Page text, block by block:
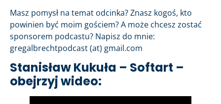
Masz pomysł na temat odcinka? Znasz kogoś, kto
powinien być moim gościem? A może chcesz zostać
sponsorem podcastu? Napisz do mnie:
gregalbrechtpodcast (at) gmail.com
Stanisław Kukuła – Softart –
obejrzyj wideo: